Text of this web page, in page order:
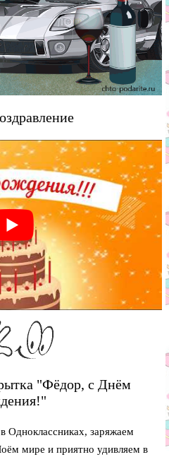
"Фёдор, с Днём
Одноклассниках, заряжаем
мире и приятно удивляем в